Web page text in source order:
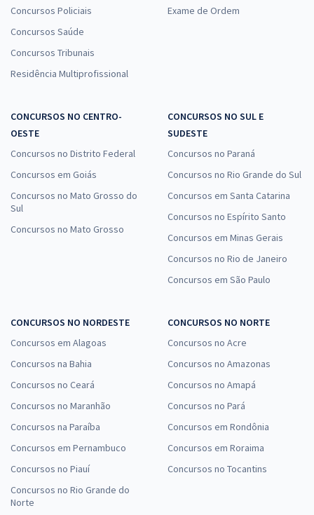
Concursos Policiais
Concursos Saúde
Concursos Tribunais
Residência Multiprofissional
Exame de Ordem
CONCURSOS NO CENTRO-
OESTE
Concursos no Distrito Federal
Concursos em Goiás
Concursos no Mato Grosso do
Sul
Concursos no Mato Grosso
CONCURSOS NO SUL E
SUDESTE
Concursos no Paraná
Concursos no Rio Grande do Sul
Concursos em Santa Catarina
Concursos no Espírito Santo
Concursos em Minas Gerais
Concursos no Rio de Janeiro
Concursos em São Paulo
CONCURSOS NO NORDESTE
Concursos em Alagoas
Concursos na Bahia
Concursos no Ceará
Concursos no Maranhão
Concursos na Paraíba
Concursos em Pernambuco
Concursos no Piauí
Concursos no Rio Grande do
Norte
CONCURSOS NO NORTE
Concursos no Acre
Concursos no Amazonas
Concursos no Amapá
Concursos no Pará
Concursos em Rondônia
Concursos em Roraima
Concursos no Tocantins